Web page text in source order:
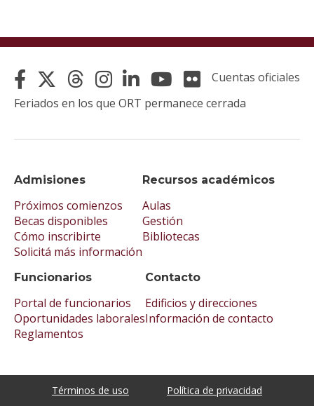
Admisiones
Próximos comienzos
Becas disponibles
Cómo inscribirte
Solicitá más información
Recursos académicos
Aulas
Gestión
Bibliotecas
Funcionarios
Portal de funcionarios
Oportunidades laborales
Reglamentos
Contacto
Edificios y direcciones
Información de contacto
Cuentas oficiales
Feriados en los que ORT permanece cerrada
Términos de uso Política de privacidad